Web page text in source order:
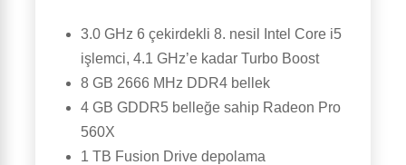
3.0 GHz 6 çekirdekli 8. nesil Intel Core i5
işlemci, 4.1 GHz’e kadar Turbo Boost
8 GB 2666 MHz DDR4 bellek
4 GB GDDR5 belleğe sahip Radeon Pro
560X
1 TB Fusion Drive depolama